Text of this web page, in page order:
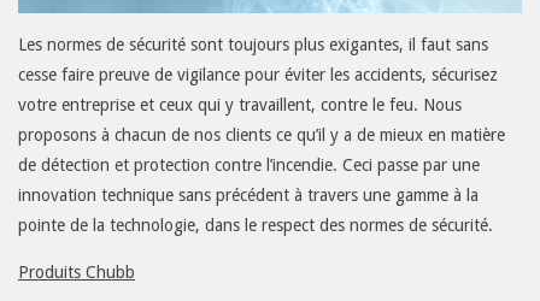
Téléphonie
Alarme
Incendie
Alarme
Intrusion
Vidéo
Les normes de sécurité sont toujours plus exigantes, il faut sans
cesse faire preuve de vigilance pour éviter les accidents, sécurisez
votre entreprise et ceux qui y travaillent, contre le feu. Nous
proposons à chacun de nos clients ce qu’il y a de mieux en matière
de détection et protection contre l’incendie. Ceci passe par une
innovation technique sans précédent à travers une gamme à la
pointe de la technologie, dans le respect des normes de sécurité.
Produits Chubb